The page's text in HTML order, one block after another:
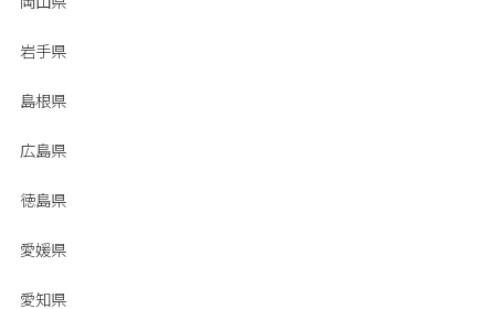
岩手県
島根県
広島県
徳島県
愛媛県
愛知県